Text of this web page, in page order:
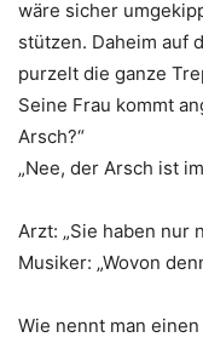
wäre sicher
stützen. Daheim auf
purzelt die ganze
Seine Frau kommt
Arsch?“
„Nee, der Arsch ist
Arzt: „Sie haben nur
Musiker: „Wovon
Wie nennt man